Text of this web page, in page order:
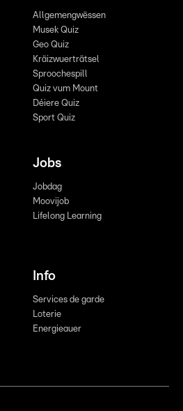
Allgemengwëssen
Musek Quiz
Geo Quiz
Kräizwuerträtsel
Sproochespill
Quiz vum Mount
Déiere Quiz
Sport Quiz
Jobs
Jobdag
Moovijob
Lifelong Learning
Info
Services de garde
Loterie
Energieauer